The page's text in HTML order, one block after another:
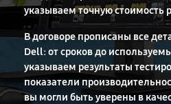
указываем точную стоимость
В договоре прописаны все
Dell: от сроков до
указываем результаты
показатели
вы могли быть уверены в